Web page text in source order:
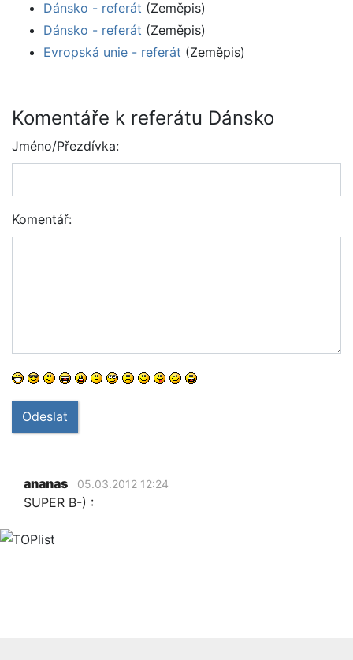
Dánsko - referát (Zeměpis)
Dánsko - referát (Zeměpis)
Evropská unie - referát (Zeměpis)
Komentáře k referátu Dánsko
Jméno/Přezdívka:
Komentář:
Odeslat
ananas 05.03.2012 12:24
SUPER B-) :